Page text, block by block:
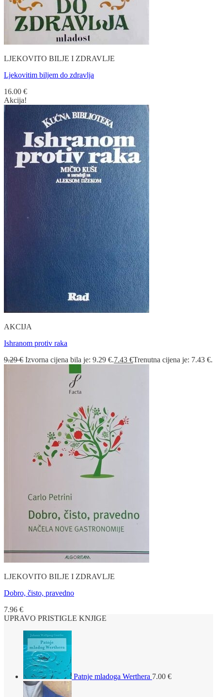
LJEKOVITO BILJE I ZDRAVLJE
Ljekovitim biljem do zdravlja
16.00 €
Akcija!
AKCIJA
Ishranom protiv raka
9.29€ Izvorna cijena bila je: 9.29 €.7.43 €Trenutna cijena je: 7.43 €.
LJEKOVITO BILJE I ZDRAVLJE
Dobro, čisto, pravedno
7.96 €
UPRAVO PRISTIGLE KNJIGE
Patnje mladoga Werthera 7.00 €